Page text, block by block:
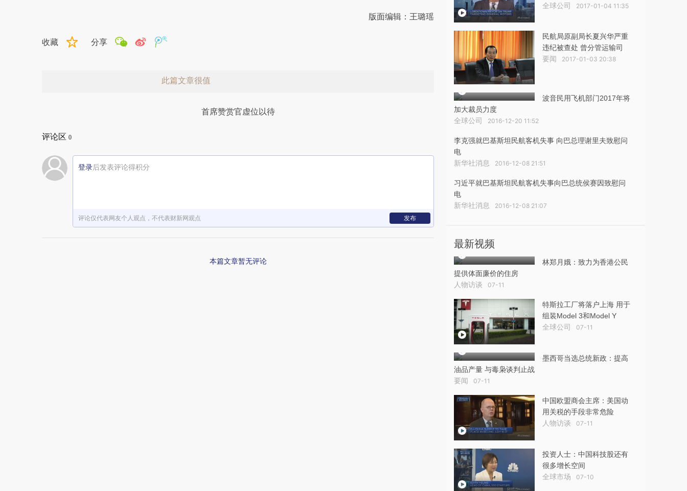
版面编辑：王璐瑶
收藏 分享
此篇文章很值
首席赞赏官虚位以待
评论区 0
登录后发表评论得积分
评论仅代表网友个人观点，不代表财新网观点 发布
本篇文章暂无评论
全球公司 2017-01-04 11:35
民航局原副局长夏兴华严重
违纪被查处 曾分管运输司
要闻 2017-01-03 20:38
波音民用飞机部门2017年将
加大裁员力度
全球公司 2016-12-20 11:52
李克强就巴基斯坦民航客机失事 向巴总理谢里夫致慰问
电
新华社消息 2016-12-08 21:51
习近平就巴基斯坦民航客机失事向巴总统侯赛因致慰问
电
新华社消息 2016-12-08 21:07
最新视频
林郑月娥：致力为香港公民
提供体面廉价的住房
人物访谈 07-11
特斯拉工厂将落户上海 用于
组装Model 3和Model Y
全球公司 07-11
墨西哥当选总统新政：提高
油品产量 与毒枭谈判止战
要闻 07-11
中国欧盟商会主席：美国动
用关税的手段非常危险
人物访谈 07-11
投资人士：中国科技股还有
很多增长空间
全球市场 07-10